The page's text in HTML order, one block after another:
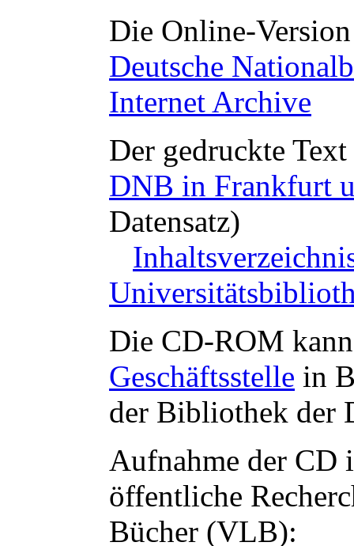
Die Online-
Deutsche
Internet Archive
Der gedruckte
DNB in Frankfurt
Datensatz)
Die CD-ROM
Geschäftsstelle in
der Bibliothek der
Aufnahme der CD
öffentliche
Bücher (VLB):